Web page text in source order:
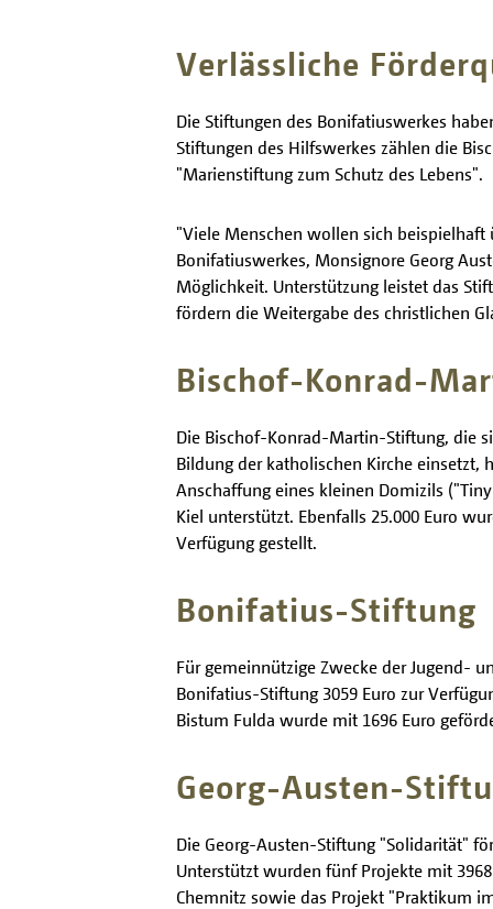
Verlässliche
Die Stiftungen des Bonifatiuswerkes
Stiftungen des Hilfswerkes zählen die
"Marienstiftung zum Schutz des Lebens".
"Viele Menschen wollen sich beispielhaft
Bonifatiuswerkes, Monsignore Georg
Möglichkeit. Unterstützung leistet das
fördern die Weitergabe des christlichen
Bischof-Konrad-
Die Bischof-Konrad-Martin-Stiftung, die
Bildung der katholischen Kirche einsetzt,
Anschaffung eines kleinen Domizils
Kiel unterstützt. Ebenfalls 25.000 Euro
Verfügung gestellt.
Bonifatius-Stiftung
Für gemeinnützige Zwecke der Jugend-
Bonifatius-Stiftung 3059 Euro zur
Bistum Fulda wurde mit 1696 Euro
Georg-Austen-
Die Georg-Austen-Stiftung "Solidarität"
Unterstützt wurden fünf Projekte mit
Chemnitz sowie das Projekt "Praktikum